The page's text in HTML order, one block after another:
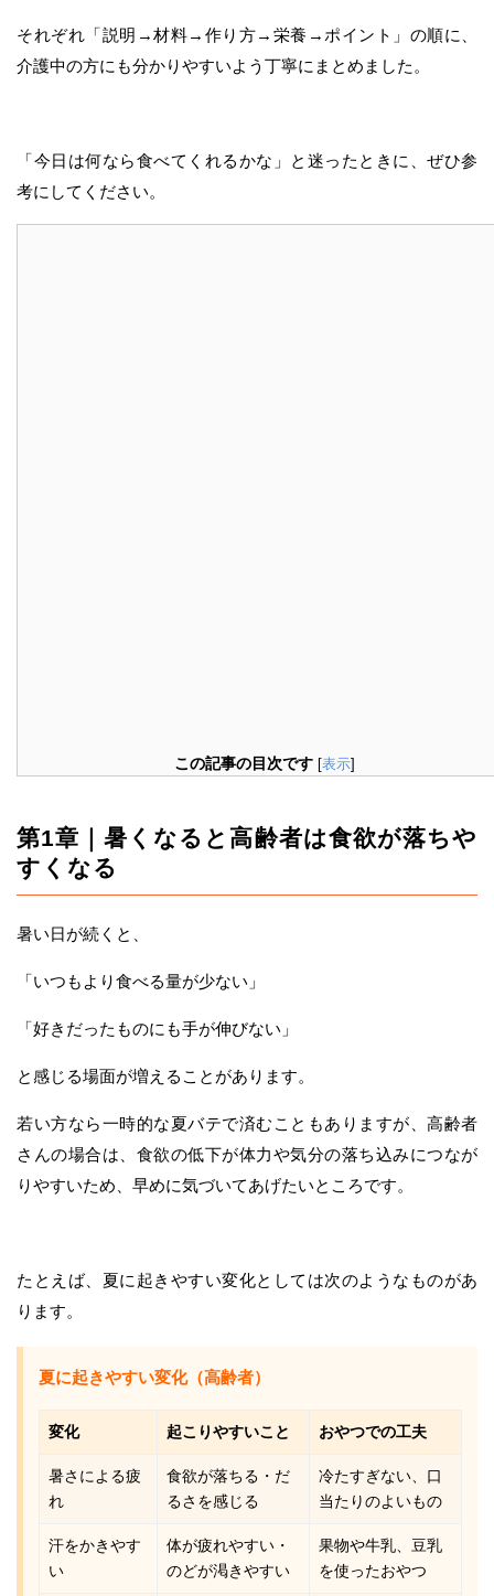
それぞれ「説明→材料→作り方→栄養→ポイント」の順に、
介護中の方にも分かりやすいよう丁寧にまとめました。
「今日は何なら食べてくれるかな」と迷ったときに、ぜひ参
考にしてください。
この記事の目次です [表示]
第1章｜暑くなると高齢者は食欲が落ちや
すくなる
暑い日が続くと、
「いつもより食べる量が少ない」
「好きだったものにも手が伸びない」
と感じる場面が増えることがあります。
若い方なら一時的な夏バテで済むこともありますが、高齢者
さんの場合は、食欲の低下が体力や気分の落ち込みにつなが
りやすいため、早めに気づいてあげたいところです。
たとえば、夏に起きやすい変化としては次のようなものがあ
ります。
夏に起きやすい変化（高齢者）
変化 起こりやすいこと おやつでの工夫
暑さによる疲
れ
食欲が落ちる・だ
るさを感じる
冷たすぎない、口
当たりのよいもの
汗をかきやす
い
体が疲れやすい・
のどが渇きやすい
果物や牛乳、豆乳
を使ったおやつ